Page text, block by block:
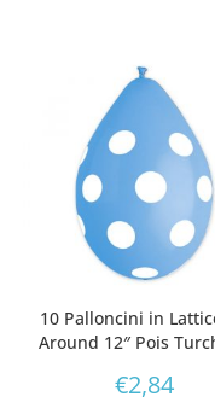
10 Palloncini in
Around 12″ Pois
€2,84